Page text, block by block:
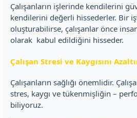
Çalışanların işlerinde kendilerini
kendilerini değerli hissederler. Bir
oluşturabilirse, çalışanlar önce
olarak kabul edildiğini hisseder.
Çalışan Stresi ve Kaygısını
Çalışanların sağlığı önemlidir.
stres, kaygı ve tükenmişliğin –
biliyoruz.